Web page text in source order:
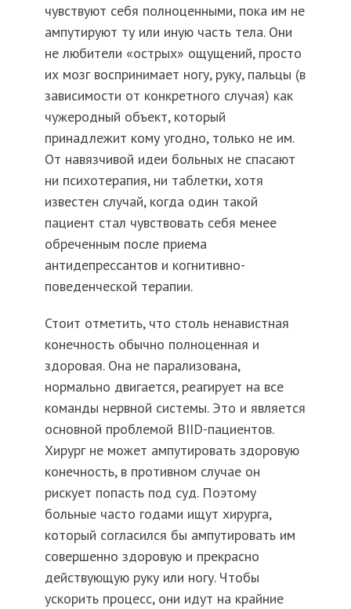
чувствуют себя полноценными, пока им не
ампутируют ту или иную часть тела. Они
не любители «острых» ощущений, просто
их мозг воспринимает ногу, руку, пальцы (в
зависимости от конкретного случая) как
чужеродный объект, который
принадлежит кому угодно, только не им.
От навязчивой идеи больных не спасают
ни психотерапия, ни таблетки, хотя
известен случай, когда один такой
пациент стал чувствовать себя менее
обреченным после приема
антидепрессантов и когнитивно-
поведенческой терапии.
Стоит отметить, что столь ненавистная
конечность обычно полноценная и
здоровая. Она не парализована,
нормально двигается, реагирует на все
команды нервной системы. Это и является
основной проблемой BIID-пациентов.
Хирург не может ампутировать здоровую
конечность, в противном случае он
рискует попасть под суд. Поэтому
больные часто годами ищут хирурга,
который согласился бы ампутировать им
совершенно здоровую и прекрасно
действующую руку или ногу. Чтобы
ускорить процесс, они идут на крайние